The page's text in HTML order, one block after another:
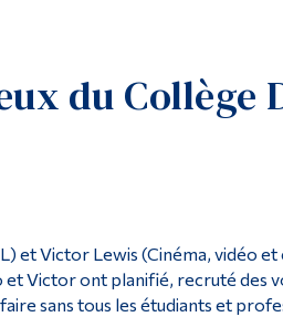
du Collège
et Victor Lewis (Cinéma, vidéo
et Victor ont planifié, recruté des
sans tous les étudiants et
Menu
La vie à Dawson
Qui vous